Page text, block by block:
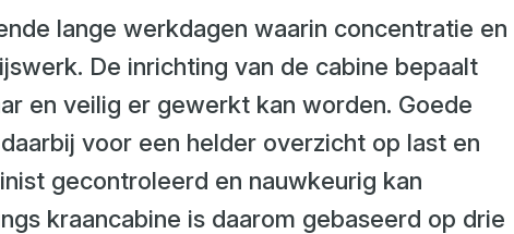
lange werkdagen waarin concentratie en
De inrichting van de cabine bepaalt
en veilig er gewerkt kan worden. Goede
voor een helder overzicht op last en
gecontroleerd en nauwkeurig kan
kraancabine is daarom gebaseerd op drie